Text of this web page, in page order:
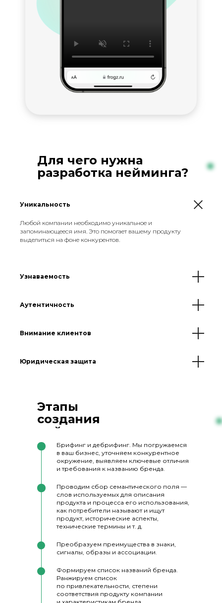
Для чего нужна
разработка нейминга?
Уникальность
Любой компании необходимо уникальное и
запоминающееся имя. Это помогает вашему продукту
выделиться на фоне конкурентов.
Узнаваемость
Аутентичность
Внимание клиентов
Юридическая защита
Этапы
создания
нейминга
Брифинг и дебрифинг. Мы погружаемся
в ваш бизнес, уточняем конкурентное
окружение, выявляем ключевые отличия
и требования к названию бренда.
Проводим сбор семантического поля —
слов используемых для описания
продукта и процесса его использования,
как потребители называют и ищут
продукт, исторические аспекты,
технические термины и т. д.
Преобразуем преимущества в знаки,
сигналы, образы и ассоциации.
Формируем список названий бренда.
Ранжируем список
по привлекательности, степени
соответствия продукту компании